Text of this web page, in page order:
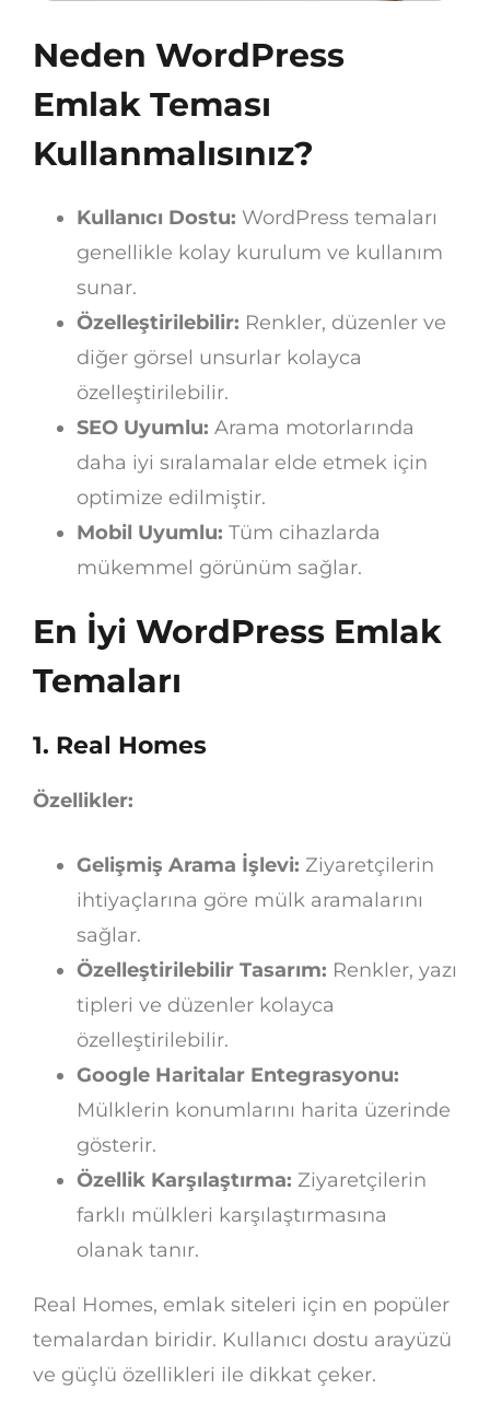
Neden WordPress
Emlak Teması
Kullanmalısınız?
Kullanıcı Dostu: WordPress temaları
genellikle kolay kurulum ve kullanım
sunar.
Özelleştirilebilir: Renkler, düzenler ve
diğer görsel unsurlar kolayca
özelleştirilebilir.
SEO Uyumlu: Arama motorlarında
daha iyi sıralamalar elde etmek için
optimize edilmiştir.
Mobil Uyumlu: Tüm cihazlarda
mükemmel görünüm sağlar.
En İyi WordPress Emlak
Temaları
1. Real Homes
Özellikler:
Gelişmiş Arama İşlevi: Ziyaretçilerin
ihtiyaçlarına göre mülk aramalarını
sağlar.
Özelleştirilebilir Tasarım: Renkler, yazı
tipleri ve düzenler kolayca
özelleştirilebilir.
Google Haritalar Entegrasyonu:
Mülklerin konumlarını harita üzerinde
gösterir.
Özellik Karşılaştırma: Ziyaretçilerin
farklı mülkleri karşılaştırmasına
olanak tanır.
Real Homes, emlak siteleri için en popüler
temalardan biridir. Kullanıcı dostu arayüzü
ve güçlü özellikleri ile dikkat çeker.